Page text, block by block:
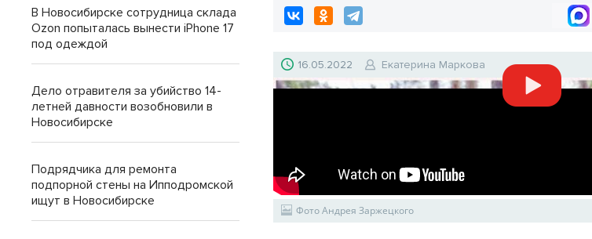
16.05.2022 Екатерина Маркова
Фото Андрея Заржецкого
В Новосибирске сотрудница склада
Ozon попыталась вынести iPhone 17
под одеждой
Дело отравителя за убийство 14-
летней давности возобновили в
Новосибирске
Подрядчика для ремонта
подпорной стены на Ипподромской
ищут в Новосибирске